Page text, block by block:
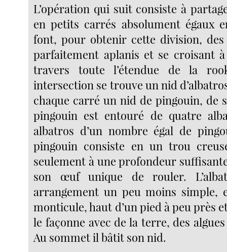
L’opération qui suit consiste à
en petits carrés absolument égaux
font, pour obtenir cette division,
parfaitement aplanis et se croisant
travers toute l’étendue de la
intersection se trouve un nid
chaque carré un nid de pingouin, de
pingouin est entouré de quatre
albatros d’un nombre égal de
pingouin consiste en un trou
seulement à une profondeur
son œuf unique de rouler.
arrangement un peu moins simple,
monticule, haut d’un pied à peu près
le façonne avec de la terre, des
Au sommet il bâtit son nid.